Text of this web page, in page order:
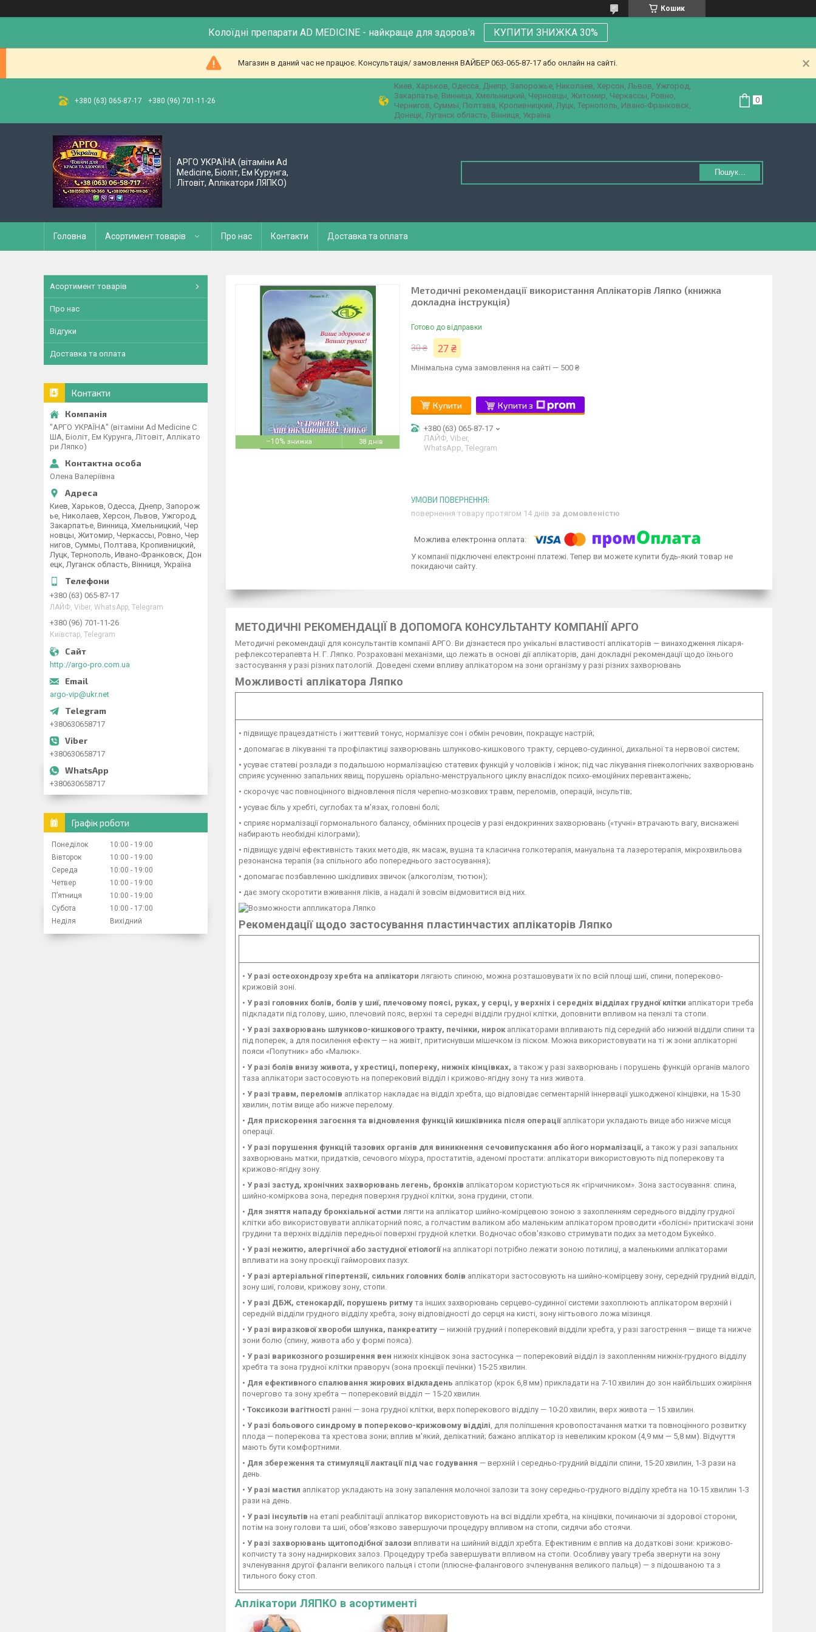
Кошик
Колоїдні препарати AD MEDICINE - найкраще для здоров'я КУПИТИ ЗНИЖКА 30%
Магазин в даний час не працює. Консультація/ замовлення ВАЙБЕР 063-065-87-17 або онлайн на сайті.
+380 (63) 065-87-17 +380 (96) 701-11-26
Киев, Харьков, Одесса, Днепр, Запорожье, Николаев, Херсон, Львов, Ужгород,
Закарпатье, Винница, Хмельницкий, Черновцы, Житомир, Черкассы, Ровно,
Чернигов, Суммы, Полтава, Кропивницкий, Луцк, Тернополь, Ивано-Франковск,
Донецк, Луганск область, Вінниця, Україна
АРГО УКРАЇНА (вітаміни Ad
Medicine, Біоліт, Ем Курунга,
Літовіт, Аплікатори ЛЯПКО)
Пошук...
Головна Асортимент товарів Про нас Контакти Доставка та оплата
–10% 38 днів
Методичні рекомендації використання Аплікаторів Ляпко (книжка
докладна інструкція)
Готово до відправки
30 ₴ 27 ₴
Мінімальна сума замовлення на сайті — 500 ₴
Купити Купити з
+380 (63) 065-87-17
ЛАЙФ, Viber,
WhatsApp, Telegram
повернення товару протягом 14 днів за домовленістю
У компанії підключені електронні платежі. Тепер ви можете купити будь-який товар не
покидаючи сайту.
МЕТОДИЧНІ РЕКОМЕНДАЦІЇ В ДОПОМОГА КОНСУЛЬТАНТУ КОМПАНІЇ АРГО
Методичні рекомендації для консультантів компанії АРГО. Ви дізнаєтеся про унікальні властивості аплікаторів — винаходження лікаря-
рефлексотерапевта Н. Г. Ляпко. Розраховані механізми, що лежать в основі дії аплікаторів, дані докладні рекомендації щодо їхнього
застосування у разі різних патологій. Доведені схеми впливу аплікатором на зони організму у разі різних захворювань
Можливості аплікатора Ляпко
• підвищує працездатність і життєвий тонус, нормалізує сон і обмін речовин, покращує настрій;
• допомагає в лікуванні та профілактиці захворювань шлунково-кишкового тракту, серцево-судинної, дихальної та нервової систем;
• усуває статеві розлади з подальшою нормалізацією статевих функцій у чоловіків і жінок; під час лікування гінекологічних захворювань
сприяє усуненню запальних явищ, порушень оріально-менструального циклу внаслідок психо-емоційних перевантажень;
• скорочує час повноцінного відновлення після черепно-мозкових травм, переломів, операцій, інсультів;
• усуває біль у хребті, суглобах та м'язах, головні болі;
• сприяє нормалізації гормонального балансу, обмінних процесів у разі ендокринних захворювань («тучні» втрачають вагу, виснажені
набирають необхідні кілограми);
• підвищує удвічі ефективність таких методів, як масаж, вушна та класична голкотерапія, мануальна та лазеротерапія, мікрохвильова
резонансна терапія (за спільного або попереднього застосування);
• допомагає позбавленню шкідливих звичок (алкоголізм, тютюн);
• дає змогу скоротити вживання ліків, а надалі й зовсім відмовитися від них.
Рекомендації щодо застосування пластинчастих аплікаторів Ляпко
• У разі остеохондрозу хребта на аплікатори лягають спиною, можна розташовувати їх по всій площі шиї, спини, попереково-
крижовій зоні.
• У разі головних болів, болів у шиї, плечовому поясі, руках, у серці, у верхніх і середніх відділах грудної клітки аплікатори треба
підкладати під голову, шию, плечовий пояс, верхні та середні відділи грудної клітки, доповнити впливом на пензлі та стопи.
• У разі захворювань шлунково-кишкового тракту, печінки, нирок аплікаторами впливають під середній або нижній відділи спини та
під поперек, а для посилення ефекту — на живіт, притиснувши мішечком із піском. Можна використовувати на ті ж зони аплікаторні
пояси «Попутник» або «Малюк».
• У разі болів внизу живота, у хрестиці, попереку, нижніх кінцівках, а також у разі захворювань і порушень функцій органів малого
таза аплікатори застосовують на поперековий відділ і крижово-ягідну зону та низ живота.
• У разі травм, переломів аплікатор накладає на відділ хребта, що відповідає сегментарній іннервації ушкодженої кінцівки, на 15-30
хвилин, потім вище або нижче перелому.
• Для прискорення загоєння та відновлення функцій кишківника після операціїаплікатори укладають вище або нижче місця
операції.
• У разі порушення функцій тазових органів для виникнення сечовипускання або його нормалізації, а також у разі запальних
захворювань матки, придатків, сечового міхура, простатитів, аденомі простати: аплікатори використовують під поперекову та
крижово-ягідну зону.
• У разі застуд, хронічних захворювань легень, бронхів аплікатором користуються як «гірчичником». Зона застосування: спина,
шийно-коміркова зона, передня поверхня грудної клітки, зона грудини, стопи.
• Для зняття нападу бронхіальної астми лягти на аплікатор шийно-комірцевою зоною з захопленням середнього відділу грудної
клітки або використовувати аплікаторний пояс, а голчастим валиком або маленьким аплікатором проводити «болісні» притискачі зони
грудини та верхніх відділів передньої поверхні грудной клетки. Водночас обов'язково стримувати подих за методом Букейко.
• У разі нежитю, алергічної або застудної етіологіїна аплікаторі потрібно лежати зоною потилиці, а маленькими аплікаторами
впливати на зону проєкції гайморових пазух.
• У разі артеріальної гіпертензії, сильних головних болів аплікатори застосовують на шийно-комірцеву зону, середній грудний відділ,
зону шиї, голови, крижову зону, стопи.
• У разі ДБЖ, стенокардії, порушень ритму та інших захворювань серцево-судинної системи захоплюють аплікатором верхній і
середній відділи грудного відділу хребта, зону відповідності до серця на кисті, зону нігтьового ложа мізинця.
• У разі виразкової хвороби шлунка, панкреатиту — нижній грудний і поперековий відділи хребта, у разі загострення — вище та нижче
зони болю (спину, живота або у формі пояса).
• У разі варикозного розширення вен нижніх кінцівок зона застосунка — поперековий відділ із захопленням нижніх-грудного відділу
хребта та зона грудної клітки праворуч (зона проєкції печінки) 15-25 хвилин.
• Для ефективного спалювання жирових відкладень аплікатор (крок 6,8 мм) прикладати на 7-10 хвилин до зон найбільших ожиріння
почергово та зону хребта — поперековий відділ — 15-20 хвилин.
• Токсикози вагітності ранні — зона грудної клітки, верх поперекового відділу — 10-20 хвилин, верх живота — 15 хвилин.
• У разі больового синдрому в попереково-крижовому відділі, для поліпшення кровопостачання матки та повноцінного розвитку
плода — поперекова та хрестова зони; вплив м'який, делікатний; бажано аплікатор із невеликим кроком (4,9 мм — 5,8 мм). Відчуття
мають бути комфортними.
• Для збереження та стимуляції лактації під час годування — верхній і середньо-грудний відділи спини, 15-20 хвилин, 1-3 рази на
день.
• У разі мастил аплікатор укладають на зону запалення молочної залози та зону середньо-грудного відділу хребта на 10-15 хвилин 1-3
рази на день.
• У разі інсультів на етапі реабілітації аплікатор використовують на всі відділи хребта, на кінцівки, починаючи зі здорової сторони,
потім на зону голови та шиї, обов'язково завершуючи процедуру впливом на стопи, сидячи або стоячи.
• У разі захворювань щитоподібної залози впливати на шийний відділ хребта. Ефективним є вплив на додаткові зони: крижово-
копчисту та зону надниркових залоз. Процедуру треба завершувати впливом на стопи. Особливу увагу треба звернути на зону
зчленування другої фаланги великого пальця і стопи (плюсне-фалангового зчленування великого пальця) — з підошваною та з
тильного боку стоп.
Аплікатори ЛЯПКО в асортименті
Асортимент товарів
Про нас
Відгуки
Доставка та оплата
Контакти
"АРГО УКРАЇНА" (вітаміни Ad Medicine С
ША, Біоліт, Ем Курунга, Літовіт, Аплікато
ри Ляпко)
Олена Валеріївна
Киев, Харьков, Одесса, Днепр, Запорож
ье, Николаев, Херсон, Львов, Ужгород,
Закарпатье, Винница, Хмельницкий, Чер
новцы, Житомир, Черкассы, Ровно, Чер
нигов, Суммы, Полтава, Кропивницкий,
Луцк, Тернополь, Ивано-Франковск, Дон
ецк, Луганск область, Вінниця, Україна
+380 (63) 065-87-17
ЛАЙФ, Viber, WhatsApp, Telegram
+380 (96) 701-11-26
Київстар, Telegram
http://argo-pro.com.ua
argo-vip@ukr.net
+380630658717
+380630658717
+380630658717
Графік роботи
Понеділок 10:00
19:00
Вівторок
10:00
19:00
Середа
10:00
19:00
Четвер
10:00
19:00
Пʼятниця
10:00
19:00
Субота
10:00
17:00
Неділя
Вихідний